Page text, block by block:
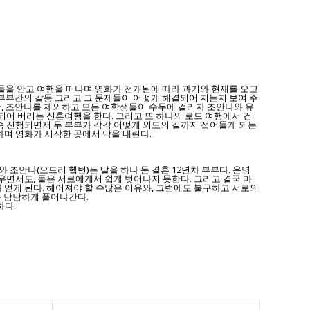
안고 여행을 떠나며 영화가 전개됨에 따라 과거와 현재를 오고
간의 갈등 그리고 그 문제들이 어떻게 해결되어 지는지 보여 주
안나를 제외하고 모든 여학생들이 수두에 걸리자 조안나와 유
버리는 신혼여행을 한다. 그리고 또 하나의 로드 여행에서 건
행되면서 두 부부가 각각 어떻게 외도의 길까지 접어들게 되는
영화가 시작한 곳에서 막을 내린다.
안나(오드리 헵번)는 딸을 하나 둔 결혼 12년차 부부다. 운명
서도, 둘은 서로에게서 쉽게 벗어나지 못한다. 그리고 결국 마
게 된다. 헤어져야 할 수많은 이유와, 그럼에도 불구하고 서로의
담담하게 풀어나간다.
다.